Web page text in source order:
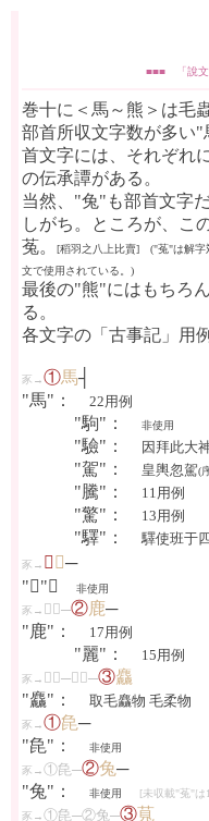
■■■ 「說文
巻十に＜馬～熊＞は毛
部首所収文字数が多い"
首文字には、それぞれ
の伝承譚がある。
当然、"兔"も部首文字
しがち。ところが、こ
菟。
[稻羽之八上比賣] ("菟"は解字
文で使用されている。)
最後の"熊"にはもちろ
る。
各文字の「古事記」用
豕→①馬┤
"馬"： 22用例
"駒"： 非使用
"驗"： 因拜此大
"駕"： 皇輿忽駕(
"騰"： 11用例
"驚"： 13用例
"驛"： 驛使班于
豕→ ① 𢊁─
"𢊁"：
非使用
豕→ ①𢊁─②鹿─
"鹿"：
17用例
"麗"： 15用例
豕→ ①𢊁─②鹿─③麤
"麤"： 取毛麤物 毛柔物
豕→①㲋─
"㲋"：
非使用
豕→①㲋─②兔─
"兔"：
非使用
[未収載"菟"は
豕→①㲋─②兔─③萈